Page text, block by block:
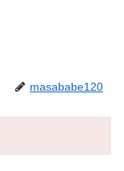
masababe120